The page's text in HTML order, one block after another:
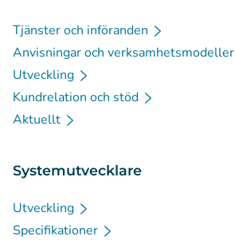
Tjänster och införanden
Anvisningar och verksamhetsmodeller
Utveckling
Kundrelation och stöd
Aktuellt
Systemutvecklare
Utveckling
Specifikationer